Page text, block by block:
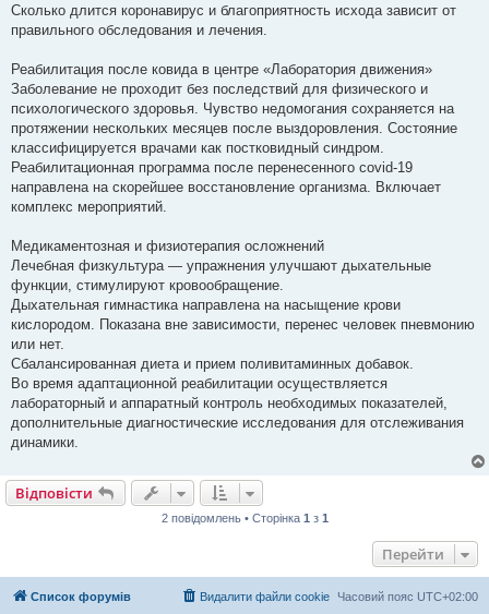
Сколько длится коронавирус и благоприятность исхода зависит от
правильного обследования и лечения.
Реабилитация после ковида в центре «Лаборатория движения»
Заболевание не проходит без последствий для физического и
психологического здоровья. Чувство недомогания сохраняется на
протяжении нескольких месяцев после выздоровления. Состояние
классифицируется врачами как постковидный синдром.
Реабилитационная программа после перенесенного covid-19
направлена на скорейшее восстановление организма. Включает
комплекс мероприятий.
Медикаментозная и физиотерапия осложнений
Лечебная физкультура — упражнения улучшают дыхательные
функции, стимулируют кровообращение.
Дыхательная гимнастика направлена на насыщение крови
кислородом. Показана вне зависимости, перенес человек пневмонию
или нет.
Сбалансированная диета и прием поливитаминных добавок.
Во время адаптационной реабилитации осуществляется
лабораторный и аппаратный контроль необходимых показателей,
дополнительные диагностические исследования для отслеживания
динамики.
Відповісти
2 повідомлень • Сторінка 1 з 1
Перейти
Список форумів Часовий пояс UTC+02:00
Видалити файли cookie